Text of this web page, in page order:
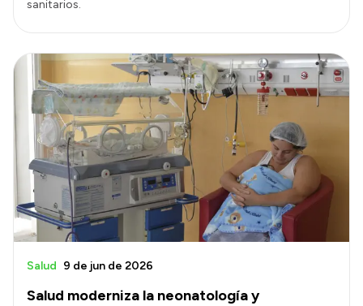
sanitarios.
Salud moderniza la neonatología y
Salud 9 de jun de 2026